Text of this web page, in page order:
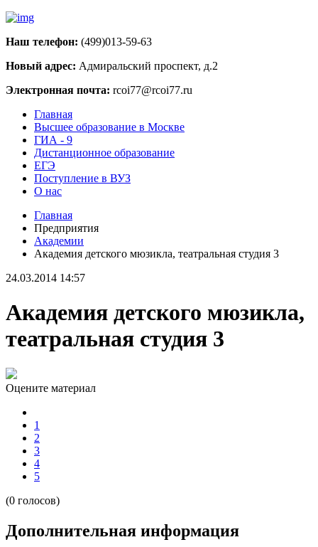
Наш телефон: (499)013-59-63
Новый адрес: Адмиральский проспект, д.2
Электронная почта: rcoi77@rcoi77.ru
Главная
Высшее образование в Москве
ГИА - 9
Дистанционное образование
ЕГЭ
Поступление в ВУЗ
О нас
Главная
Предприятия
Академии
Академия детского мюзикла, театральная студия 3
24.03.2014 14:57
Академия детского мюзикла,
театральная студия 3
Оцените материал
1
2
3
4
5
(0 голосов)
Дополнительная информация